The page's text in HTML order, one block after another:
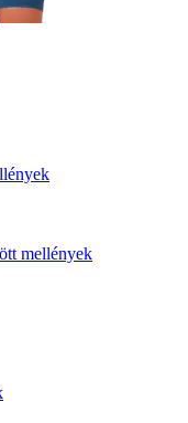
mellények